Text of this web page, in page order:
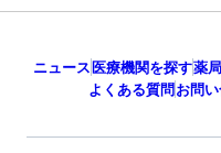
ニュース医療機関を探す薬
よくある質問お問